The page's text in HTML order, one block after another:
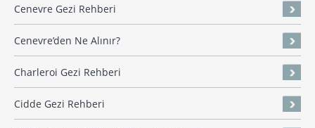
Cenevre Gezi Rehberi
Cenevre’den Ne Alınır?
Charleroi Gezi Rehberi
Cidde Gezi Rehberi